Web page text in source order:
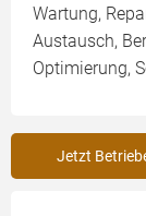
Wartung,
Austausch,
Optimierung,
Jetzt